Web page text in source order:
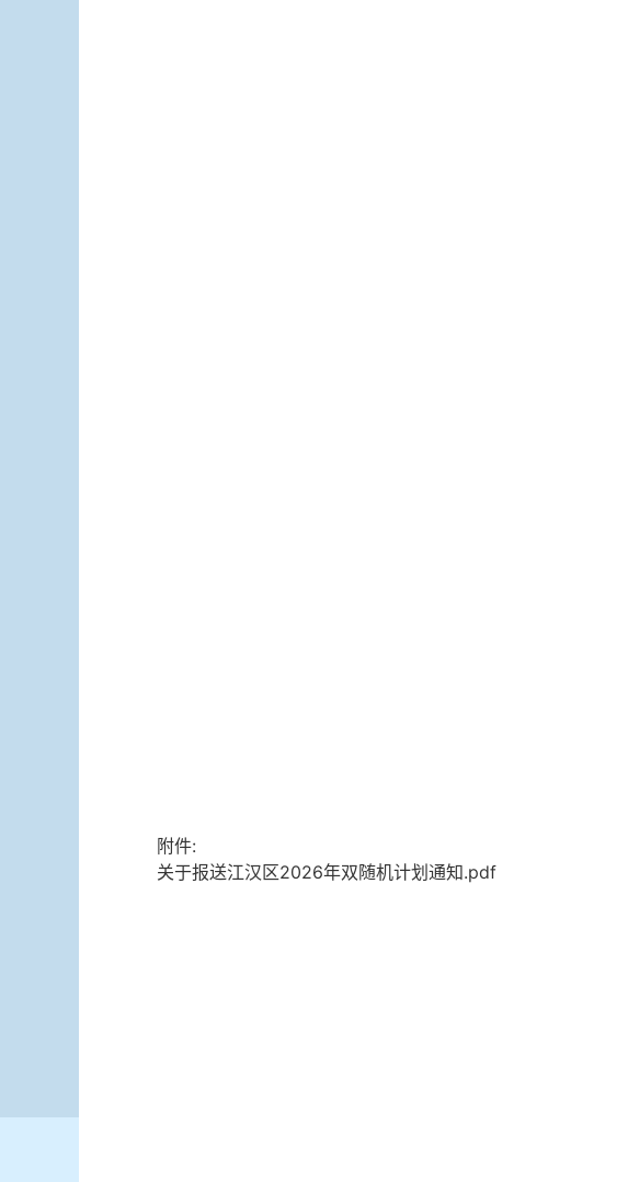
附件:
关于报送江汉区2026年双随机计划通知.pdf